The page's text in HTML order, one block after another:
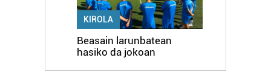
KIROLA
Beasain larunbatean
hasiko da jokoan